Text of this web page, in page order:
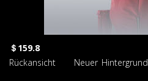
＄159.8
Rückansicht Neuer Hintergrund